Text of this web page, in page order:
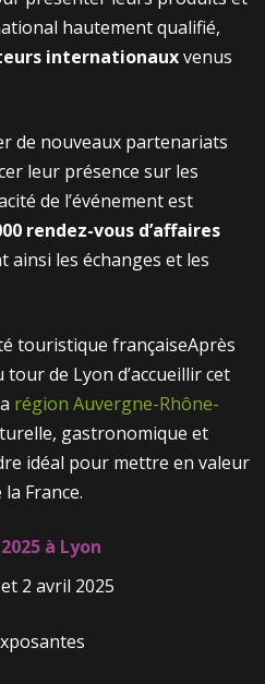
hautement qualifié,
internationauxvenus
de nouveaux partenariats
leur présence sur les
de l’événement est
rendez-vous d’affaires
les échanges et les
touristique françaiseAprès
tour de Lyon d’accueillir cet
région Auvergne-Rhône-
gastronomique et
idéal pour mettre en valeur
France.
à Lyon
2 avril 2025